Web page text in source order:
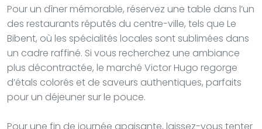
Pour un dîner mémorable, réservez une table dans l’un
des restaurants réputés du centre-ville, tels que Le
Bibent, où les spécialités locales sont sublimées dans
un cadre raffiné. Si vous recherchez une ambiance
plus décontractée, le marché Victor Hugo regorge
d’étals colorés et de saveurs authentiques, parfaits
pour un déjeuner sur le pouce.
Pour une fin de journée apaisante, laissez-vous tenter